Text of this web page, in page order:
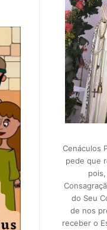
Cenáculos
pede que
do Seu
de nos
receber o